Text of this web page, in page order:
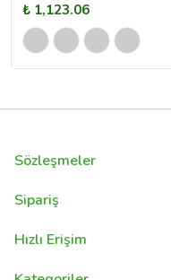
₺ 1,123.06
Sözleşmeler
Sipariş
Hızlı Erişim